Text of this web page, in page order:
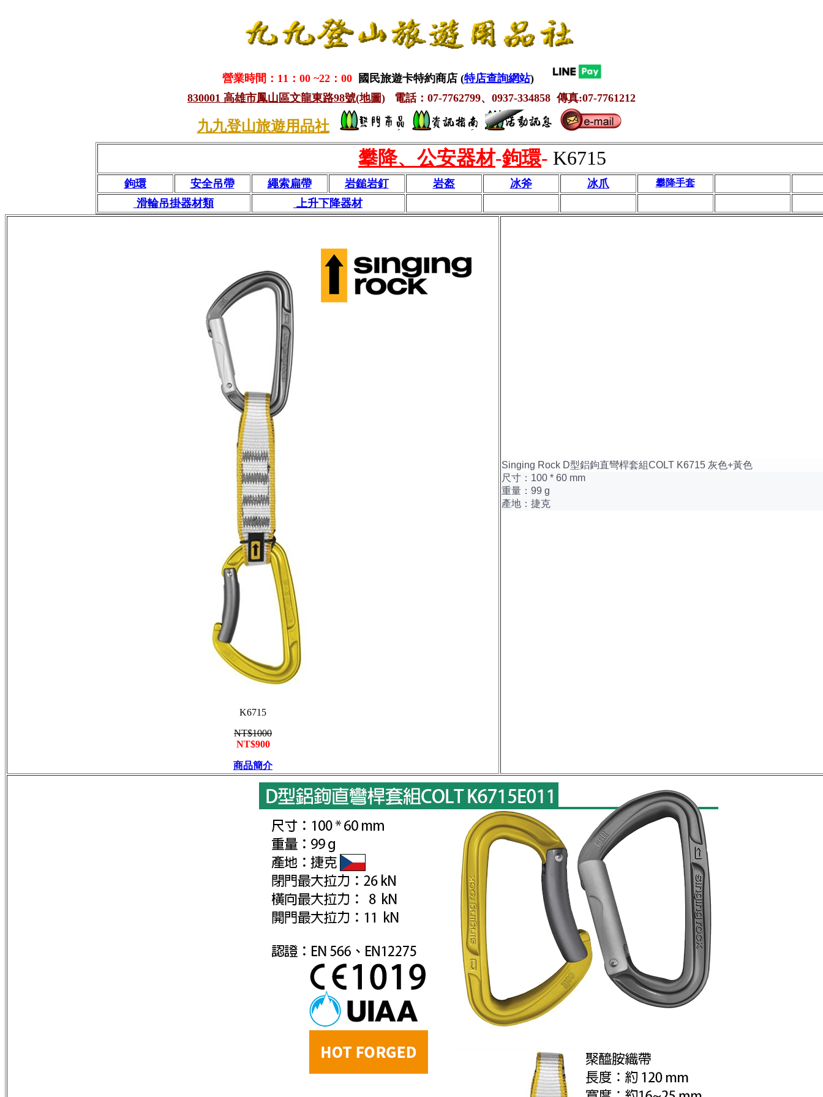
營業時間：11：00 ~22：00 國民旅遊卡特約商店 (特店查詢網站)
830001 高雄市鳳山區文龍東路98號(地圖) 電話：07-7762799、0937-334858 傳真:07-7761212
九九登山旅遊用品社
攀降、公安器材-鉤環- K6715
鉤環 安全吊帶 繩索扁帶 岩鎚岩釘 岩盔 冰斧 冰爪 攀降手套
滑輪吊掛器材類 上升下降器材
K6715
NT$1000
NT$900
商品簡介
Singing Rock D型鋁鉤直彎桿套組COLT K6715 灰色+黃色
尺寸：100 * 60 mm
重量：99 g
產地：捷克